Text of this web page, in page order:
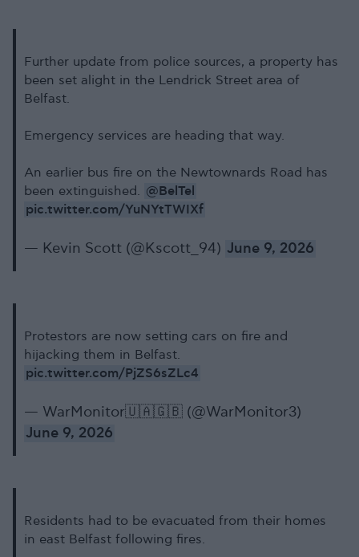
Further update from police sources, a property has
been set alight in the Lendrick Street area of
Belfast.
Emergency services are heading that way.
An earlier bus fire on the Newtownards Road has
been extinguished. @BelTel
pic.twitter.com/YuNYtTWIXf
— Kevin Scott (@Kscott_94) June 9, 2026
Protestors are now setting cars on fire and
hijacking them in Belfast.
pic.twitter.com/PjZS6sZLc4
— WarMonitor🇺🇦🇬🇧 (@WarMonitor3)
June 9, 2026
Residents had to be evacuated from their homes
in east Belfast following fires.